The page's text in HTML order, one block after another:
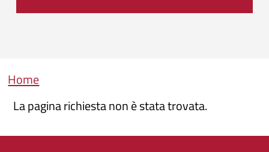
Briciole di pane
Home
La pagina richiesta non è stata trovata.